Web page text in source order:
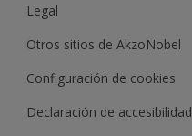
Legal
Otros sitios de AkzoNobel
Configuración de cookies
Declaración de accesibilidad